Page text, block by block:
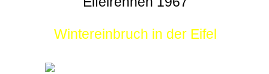
Wintereinbruch in der Eifel